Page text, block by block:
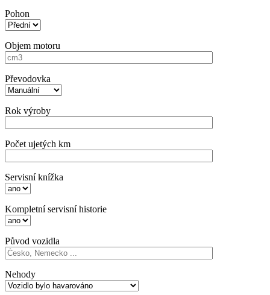
Pohon
Objem motoru
Převodovka
Rok výroby
Počet ujetých km
Servisní knížka
Kompletní servisní historie
Původ vozidla
Nehody